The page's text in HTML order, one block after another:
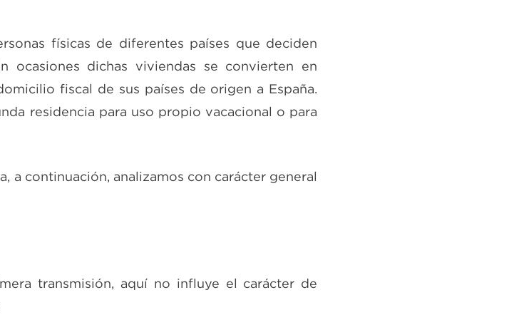
físicas de diferentes países que deciden
ocasiones dichas viviendas se convierten en
fiscal de sus países de origen a España.
residencia para uso propio vacacional o para
a continuación, analizamos con carácter general
transmisión, aquí no influye el carácter de